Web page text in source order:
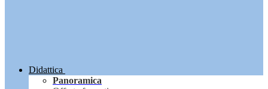
Didattica
Panoramica